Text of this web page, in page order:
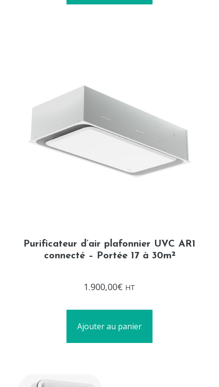
Purificateur d’air plafonnier UVC AR1
connecté – Portée 17 à 30m²
0
sur
1.900,00€ HT
Ajouter au panier